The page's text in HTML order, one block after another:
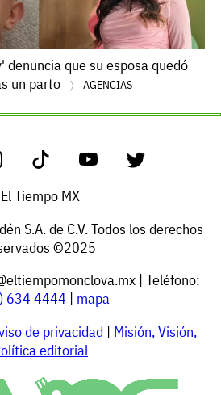
denuncia que su esposa quedó
un parto
AGENCIAS
El Tiempo MX
S.A. de C.V. Todos los derechos
©2025
| Teléfono:
634 4444 | mapa
de privacidad | Misión, Visión,
editorial